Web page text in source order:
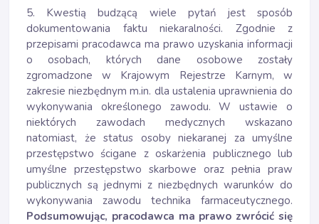
5. Kwestią budzącą wiele pytań jest sposób
dokumentowania faktu niekaralności. Zgodnie z
przepisami pracodawca ma prawo uzyskania informacji
o osobach, których dane osobowe zostały
zgromadzone w Krajowym Rejestrze Karnym, w
zakresie niezbędnym m.in. dla ustalenia uprawnienia do
wykonywania określonego zawodu. W ustawie o
niektórych zawodach medycznych wskazano
natomiast, że status osoby niekaranej za umyślne
przestępstwo ścigane z oskarżenia publicznego lub
umyślne przestępstwo skarbowe oraz pełnia praw
publicznych są jednymi z niezbędnych warunków do
wykonywania zawodu technika farmaceutycznego.
Podsumowując, pracodawca ma prawo zwrócić się